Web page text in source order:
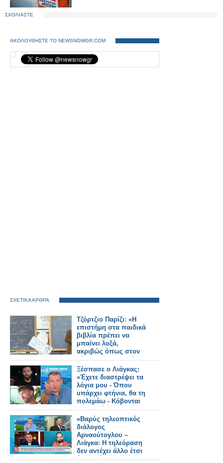
ΣΧΟΛΙΑΣΤΕ
ΑΚΟΛΟΥΘΗΣΤΕ ΤΟ NEWSNOWGR.COM
ΣΧΕΤΙΚΑ ΑΡΘΡΑ
Τζόρτζιο Παρίζι: «Η
επιστήμη στα παιδικά
βιβλία πρέπει να
μπαίνει λοξά,
ακριβώς όπως στον
κόσμο των παιδιών»
Ξέσπασε ο Λιάγκας:
«Έχετε διαστρέψει τα
λόγια μου - Όπου
υπάρχει φτήνια, θα τη
πολεμάω - Κόβονται
εκπομπές και δεν
αντικαθίστανται
«Βαρύς τηλεοπτικός
διάλογος
Αρναούτογλου –
Λιάγκα: Η τηλεόραση
δεν αντέχει άλλο έτσι
όπως είναι